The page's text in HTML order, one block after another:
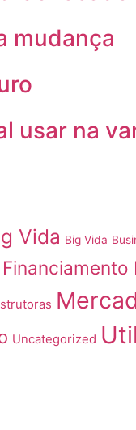
mudança
usar na
Vida Big Vida
Financiamento
Uncategorized